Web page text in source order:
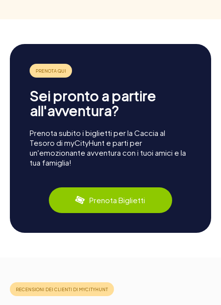
Sei pronto a partire
all'avventura?
Prenota subito i biglietti per la Caccia al
Tesoro di myCityHunt e parti per
un'emozionante avventura con i tuoi amici e la
tua famiglia!
Prenota Biglietti